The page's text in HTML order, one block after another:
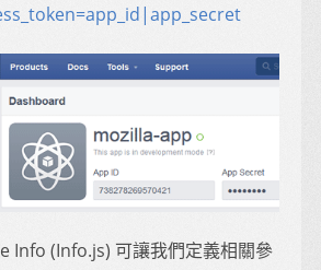
Info (Info.js) 可讓我們定義相關參